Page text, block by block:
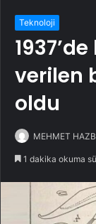
Teknoloji
verilen
oldu
MEHMET
1 dakika okuma